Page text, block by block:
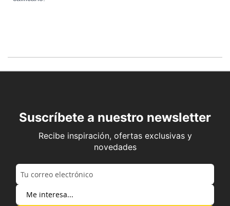
Suscríbete a nuestro newsletter
Recibe inspiración, ofertas exclusivas y
novedades